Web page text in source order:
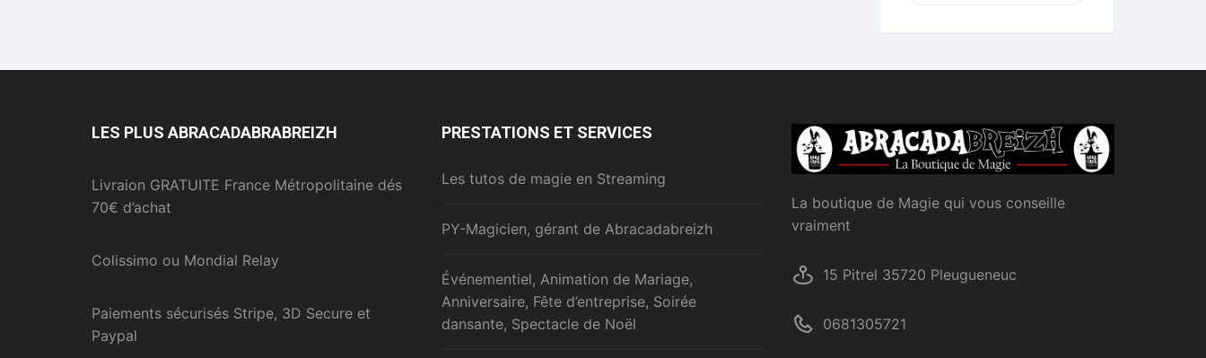
LES PLUS ABRACADABRABREIZH
Livraion GRATUITE France Métropolitaine dés
70€ d’achat
Colissimo ou Mondial Relay
Paiements sécurisés Stripe, 3D Secure et
Paypal
PRESTATIONS ET SERVICES
Les tutos de magie en Streaming
PY-Magicien, gérant de Abracadabreizh
Événementiel, Animation de Mariage,
Anniversaire, Fête d’entreprise, Soirée
dansante, Spectacle de Noël
La boutique de Magie qui vous conseille
vraiment
15 Pitrel 35720 Pleugueneuc
0681305721